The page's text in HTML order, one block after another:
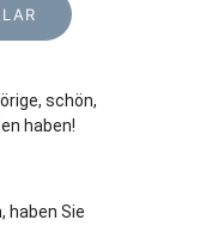
schön,
haben!
haben Sie